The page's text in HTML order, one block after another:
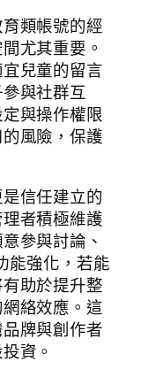
類帳號的經
尤其重要。
兒童的留言
與社群互
與操作權限
風險，保護
信任建立的
者積極維護
參與討論、
能強化，若能
助於提升整
絡效應。這
牌與創作者
資。